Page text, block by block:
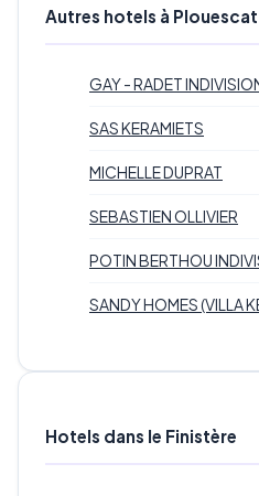
Autres hotels à Plouescat
GAY - RADET
SAS KERAMIETS
MICHELLE DUPRAT
SEBASTIEN OLLIVIER
POTIN BERTHOU
SANDY HOMES (VILLA
Hotels dans le Finistère